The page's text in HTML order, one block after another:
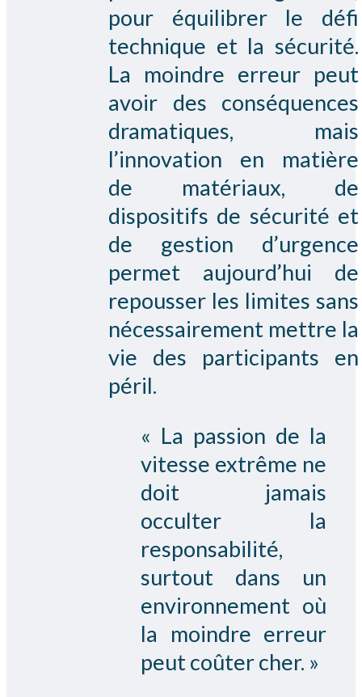
pour équilibrer le défi
technique et la sécurité.
La moindre erreur peut
avoir des conséquences
dramatiques, mais
l’innovation en matière
de matériaux, de
dispositifs de sécurité et
de gestion d’urgence
permet aujourd’hui de
repousser les limites sans
nécessairement mettre la
vie des participants en
péril.
« La passion de la
vitesse extrême ne
doit jamais
occulter la
responsabilité,
surtout dans un
environnement où
la moindre erreur
peut coûter cher. »